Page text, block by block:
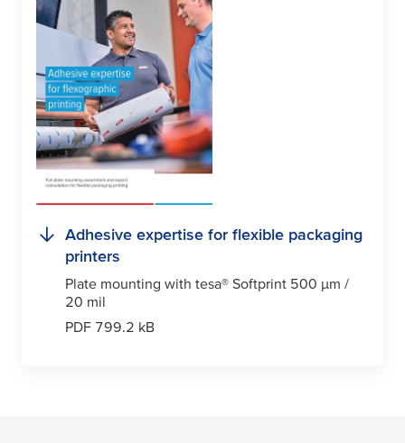
Adhesive expertise for flexible packaging
printers
Plate mounting with tesa® Softprint 500 µm /
20 mil
PDF 799.2 kB